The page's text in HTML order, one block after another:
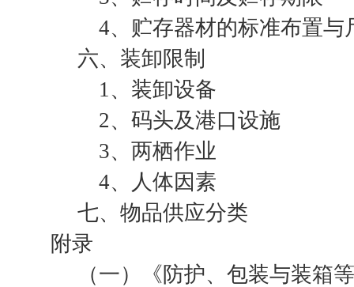
4、贮存器材的标准布置与
六、装卸限制
1、装卸设备
2、码头及港口设施
3、两栖作业
4、人体因素
七、物品供应分类
附录
（一）《防护、包装与装箱